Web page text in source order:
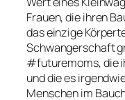
Frauen, die ihren
das einzige
Schwangerschaft
#futuremoms, die
und die es
Menschen im